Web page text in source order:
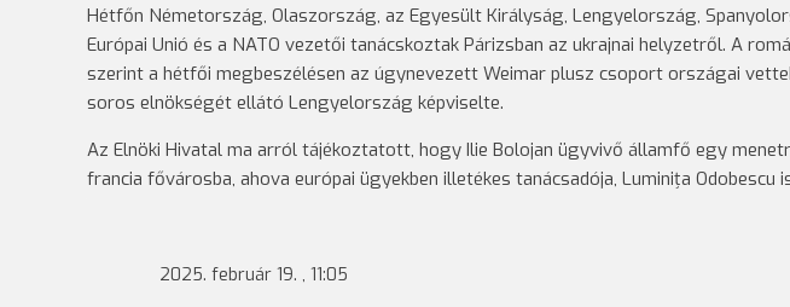
Hétfőn Németország, Olaszország, az Egyesült Királyság, Lengyelország,
Európai Unió és a NATO vezetői tanácskoztak Párizsban az ukrajnai helyzetről. A
szerint a hétfői megbeszélésen az úgynevezett Weimar plusz csoport országai
soros elnökségét ellátó Lengyelország képviselte.
Az Elnöki Hivatal ma arról tájékoztatott, hogy Ilie Bolojan ügyvivő államfő egy
francia fővárosba, ahova európai ügyekben illetékes tanácsadója, Luminița Odobescu
2025. február 19. , 11:05